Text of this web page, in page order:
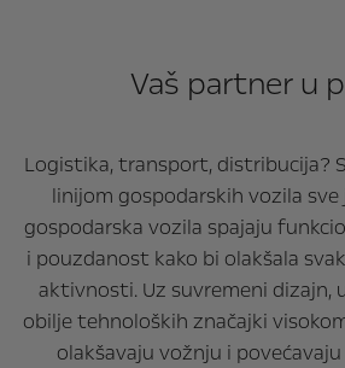
Vaš partner u
Logistika, transport, distribucija?
linijom gospodarskih vozila sve
gospodarska vozila spajaju
i pouzdanost kako bi olakšala
aktivnosti. Uz suvremeni dizajn,
obilje tehnoloških značajki
olakšavaju vožnju i